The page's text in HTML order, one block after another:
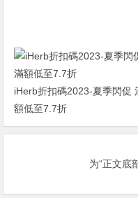
iHerb折扣碼2023-夏季閃促
額低至7.7折
为“正文底